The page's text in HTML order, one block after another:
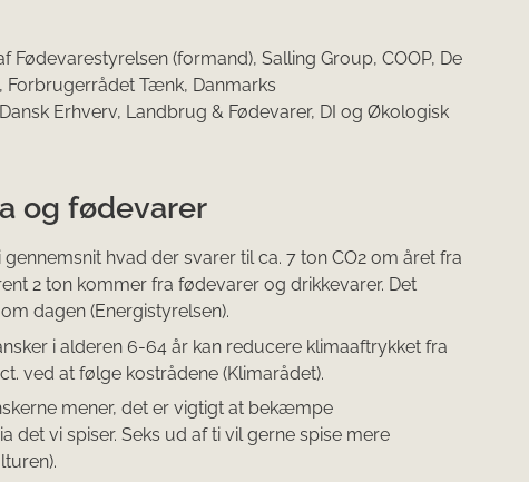
Fødevarestyrelsen (formand), Salling Group, COOP, De
Tænk, Danmarks
Erhverv, Landbrug & Fødevarer, DI og Økologisk
og fødevarer
gennemsnit hvad der svarer til ca. 7 ton CO2 om året fra
2 ton kommer fra fødevarer og drikkevarer. Det
dagen (Energistyrelsen).
i alderen 6-64 år kan reducere klimaaftrykket fra
ved at følge kostrådene (Klimarådet).
mener, det er vigtigt at bekæmpe
det vi spiser. Seks ud af ti vil gerne spise mere